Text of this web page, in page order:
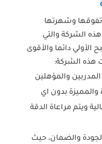
تفوقها وشهرتها
الشركة والتي
الأولي دائما والأقوى
هذه الشركة:
والمؤهلين
بدون اي
ويتم مراعاة الدقة
والضمان، حيث